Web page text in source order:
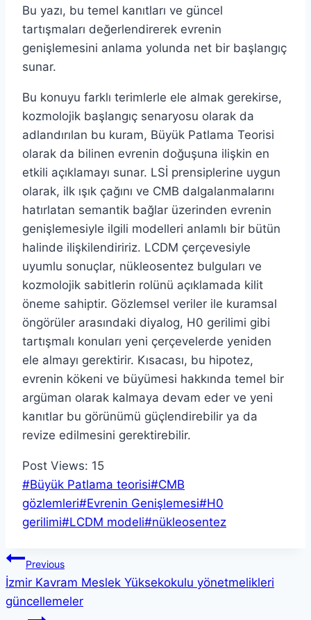
Bu yazı, bu temel kanıtları ve güncel
tartışmaları değerlendirerek evrenin
genişlemesini anlama yolunda net bir başlangıç
sunar.
Bu konuyu farklı terimlerle ele almak gerekirse,
kozmolojik başlangıç senaryosu olarak da
adlandırılan bu kuram, Büyük Patlama Teorisi
olarak da bilinen evrenin doğuşuna ilişkin en
etkili açıklamayı sunar. LSİ prensiplerine uygun
olarak, ilk ışık çağını ve CMB dalgalanmalarını
hatırlatan semantik bağlar üzerinden evrenin
genişlemesiyle ilgili modelleri anlamlı bir bütün
halinde ilişkilendiririz. LCDM çerçevesiyle
uyumlu sonuçlar, nükleosentez bulguları ve
kozmolojik sabitlerin rolünü açıklamada kilit
öneme sahiptir. Gözlemsel veriler ile kuramsal
öngörüler arasındaki diyalog, H0 gerilimi gibi
tartışmalı konuları yeni çerçevelerde yeniden
ele almayı gerektirir. Kısacası, bu hipotez,
evrenin kökeni ve büyümesi hakkında temel bir
argüman olarak kalmaya devam eder ve yeni
kanıtlar bu görünümü güçlendirebilir ya da
revize edilmesini gerektirebilir.
Post Views: 15
Post
Tags:
#Büyük Patlama teorisi#CMB
gözlemleri#Evrenin Genişlemesi#H0
gerilimi#LCDM modeli#nükleosentez
Yazı
gezinmesi
Previous
İzmir Kavram Meslek Yüksekokulu yönetmelikleri
güncellemeler